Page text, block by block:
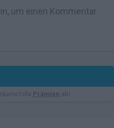
um einen Kommentar
tolle Prämien ab!